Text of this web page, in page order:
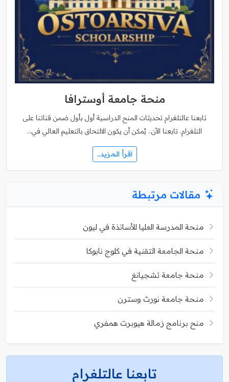
منحة جامعة أوسترافا
تابعنا عالتلغرام تحديثات المنح الدراسية أول بأول ضمن قناتنا على
التلغرام. تابعنا الآن.. يُمكن أن يكون الالتحاق بالتعليم العالي في…
اقرأ المزيد..
مقالات مرتبطة
منحة المدرسة العليا للأساتذة في ليون
منحة الجامعة التقنية في كلوج نابوكا
منحة جامعة تشجيانغ
منحة جامعة نورث وسترن
منح برنامج زمالة هيوبرت همفري
تابعنا عالتلغرام